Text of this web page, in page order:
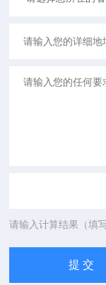
请输入计算结果（填